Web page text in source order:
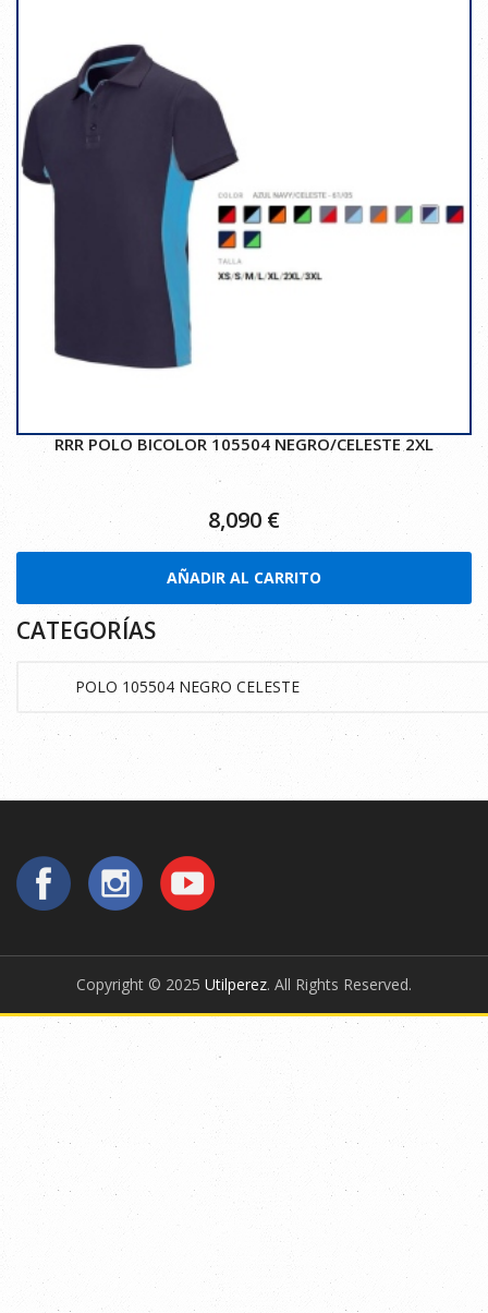
RRR POLO BICOLOR 105504 NEGRO/CELESTE 2XL
8,090 €
AÑADIR AL CARRITO
CATEGORÍAS
Copyright © 2025 Utilperez. All Rights Reserved.